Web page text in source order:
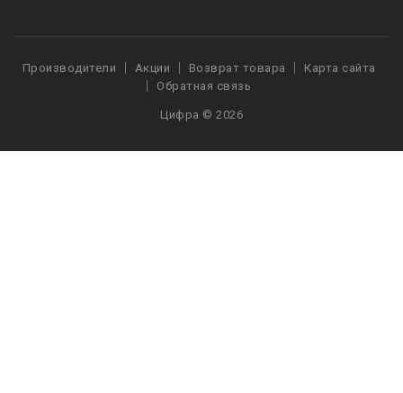
Производители Акции Возврат товара
Карта сайта
Обратная связь
Цифра © 2026